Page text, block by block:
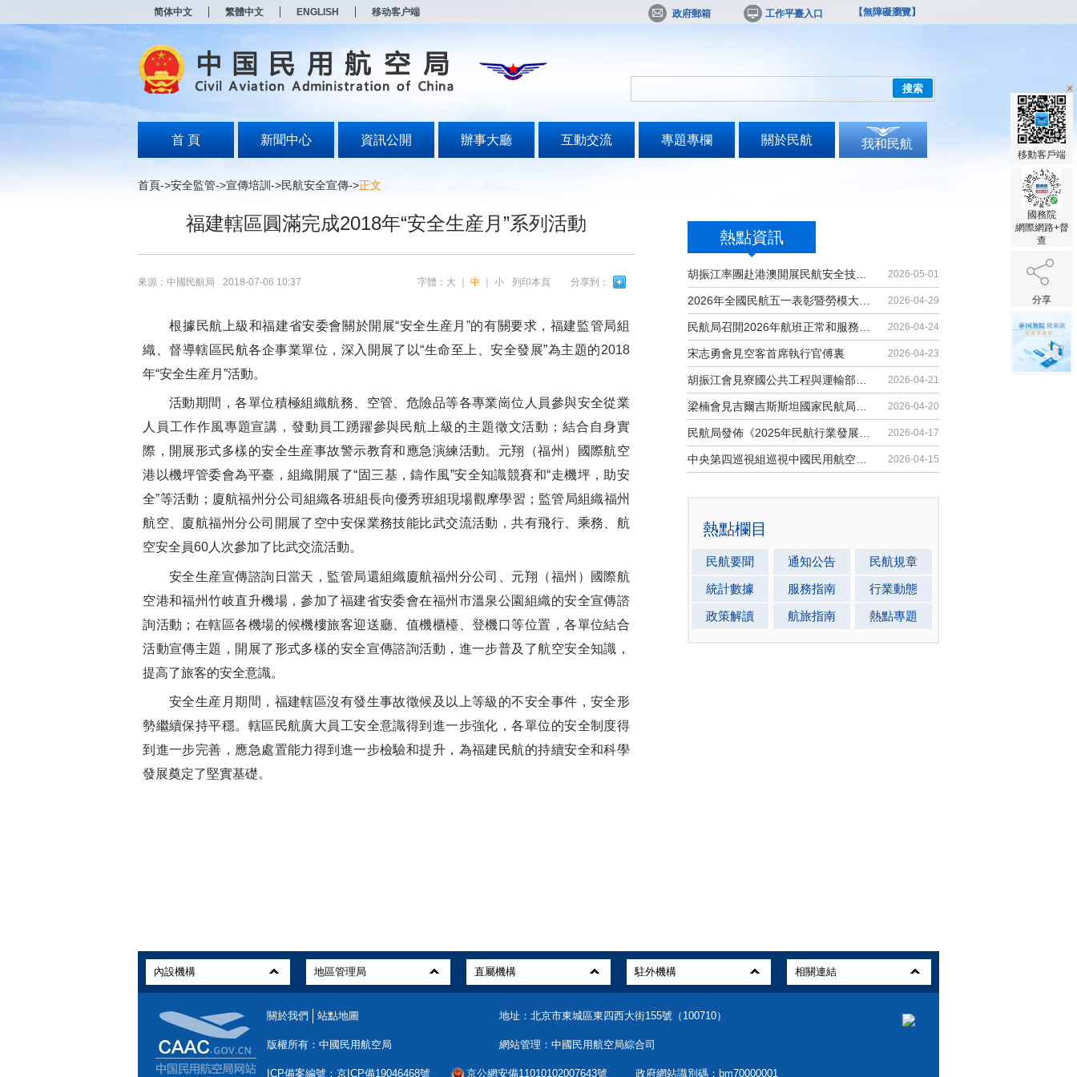
简体中文 繁體中文 ENGLISH 移动客户端 政府郵箱 工作平臺入口 【無障礙瀏覽】
搜索
首 頁 新聞中心 資訊公開 辦事大廳 互動交流 專題專欄 關於民航 我和民航
首頁->安全監管->宣傳培訓 ->民航安全宣傳->正文
熱點資訊
2026-05-01
2026-04-29
2026-04-24
宋志勇會見空客首席執行官傅裏 2026-04-23
2026-04-21
2026-04-20
2026-04-17
2026-04-15
熱點欄目
民航要聞 通知公告
民航規章
統計數據
服務指南
行業動態
政策解讀
航旅指南 熱點專題
福建轄區圓滿完成2018年“安全生産月”系列活動
來源：中國民航局 2018-07-06 10:37 分享到：
列印本頁
字體： 大 中 小
根據民航上級和福建省安委會關於開展“安全生産月”的有關要求，福建監管局組
織、督導轄區民航各企事業單位，深入開展了以“生命至上、安全發展”為主題的2018
年“安全生産月”活動。
活動期間，各單位積極組織航務、空管、危險品等各專業崗位人員參與安全從業
人員工作作風專題宣講，發動員工踴躍參與民航上級的主題徵文活動；結合自身實
際，開展形式多樣的安全生産事故警示教育和應急演練活動。元翔（福州）國際航空
港以機坪管委會為平臺，組織開展了“固三基，鑄作風”安全知識競賽和“走機坪，助安
全”等活動；廈航福州分公司組織各班組長向優秀班組現場觀摩學習；監管局組織福州
航空、廈航福州分公司開展了空中安保業務技能比武交流活動，共有飛行、乘務、航
空安全員60人次參加了比武交流活動。
安全生産宣傳諮詢日當天，監管局還組織廈航福州分公司、元翔（福州）國際航
空港和福州竹岐直升機場，參加了福建省安委會在福州市溫泉公園組織的安全宣傳諮
詢活動；在轄區各機場的候機樓旅客迎送廳、值機櫃檯、登機口等位置，各單位結合
活動宣傳主題，開展了形式多樣的安全宣傳諮詢活動，進一步普及了航空安全知識，
提高了旅客的安全意識。
安全生産月期間，福建轄區沒有發生事故徵候及以上等級的不安全事件，安全形
勢繼續保持平穩。轄區民航廣大員工安全意識得到進一步強化，各單位的安全制度得
到進一步完善，應急處置能力得到進一步檢驗和提升，為福建民航的持續安全和科學
發展奠定了堅實基礎。
關於我們 站點地圖 地址：北京市東城區東四西大街155號（100710）
版權所有：中國民用航空局 網站管理：中國民用航空局綜合司
ICP備案編號：京ICP備19046468號 京公網安備11010102007643號 政府網站識別碼：bm70000001
移動客戶端
國務院
網際網路+督
查
分享
打
无
障